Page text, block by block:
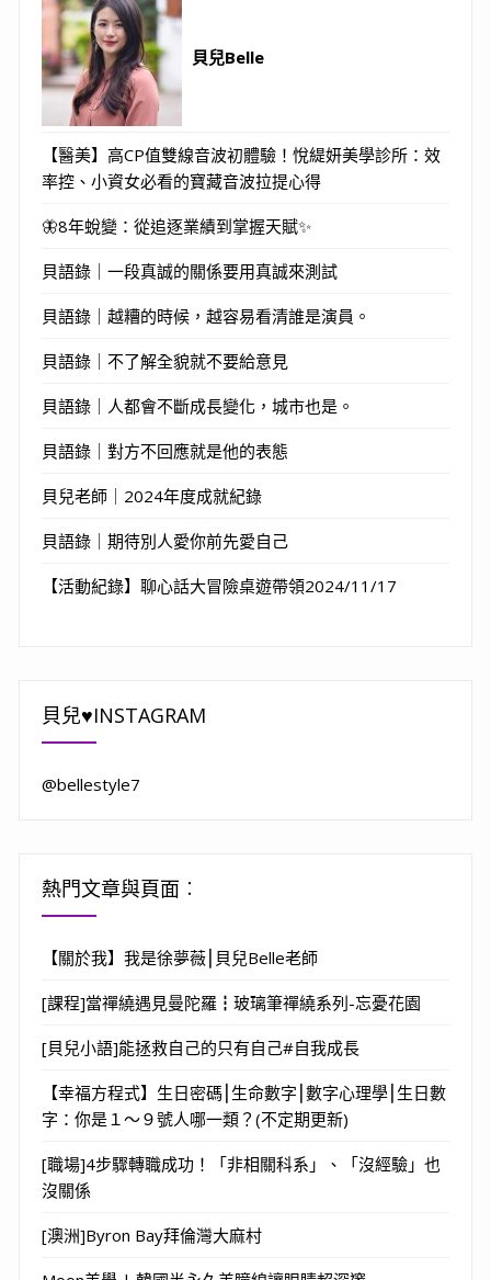
貝兒Belle
【醫美】高CP值雙線音波初體驗！悅緹妍美學診所：效
率控、小資女必看的寶藏音波拉提心得
🦋8年蛻變：從追逐業績到掌握天賦✨
貝語錄｜一段真誠的關係要用真誠來測試
貝語錄｜越糟的時候，越容易看清誰是演員。
貝語錄｜不了解全貌就不要給意見
貝語錄｜人都會不斷成長變化，城市也是。
貝語錄｜對方不回應就是他的表態
貝兒老師｜2024年度成就紀錄
貝語錄｜期待別人愛你前先愛自己
【活動紀錄】聊心話大冒險桌遊帶領2024/11/17
貝兒♥INSTAGRAM
@bellestyle7
熱門文章與頁面︰
【關於我】我是徐夢薇⎮貝兒Belle老師
[課程]當禪繞遇見曼陀羅┇玻璃筆禪繞系列-忘憂花園
[貝兒小語]能拯救自己的只有自己#自我成長
【幸福方程式】生日密碼⎮生命數字⎮數字心理學⎮生日數
字：你是１～９號人哪一類？(不定期更新)
[職場]4步驟轉職成功！「非相關科系」、「沒經驗」也
沒關係
[澳洲]Byron Bay拜倫灣大麻村